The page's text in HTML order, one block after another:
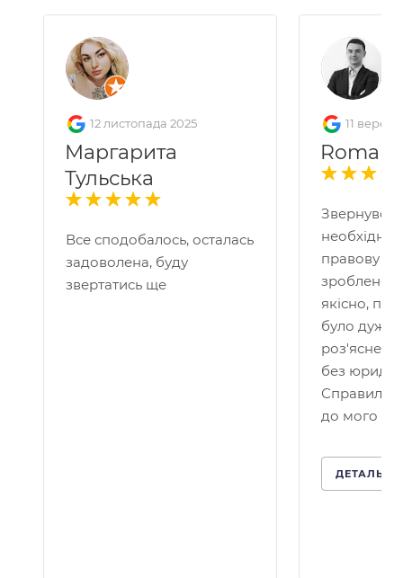
12 листопада 2025
Маргарита
Тульська
Все сподобалось, осталась
задоволена, буду
звертатись ще
11
Roman
Звернувся
правову
зроблено
якісно,
було дуже
роз'яснено
без
Справило
до мого